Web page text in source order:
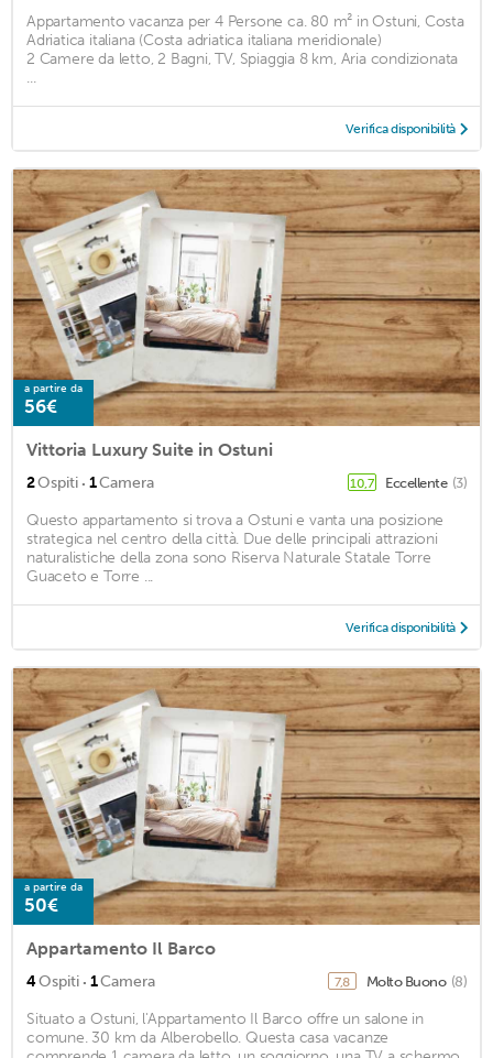
Appartamento vacanza per 4 Persone ca. 80 m² in Ostuni, Costa
Adriatica italiana (Costa adriatica italiana meridionale)
2 Camere da letto, 2 Bagni, TV, Spiaggia 8 km, Aria condizionata
...
Verifica disponibilità
a partire da
56€
Vittoria Luxury Suite in Ostuni
2Ospiti · 1Camera 10,7 Eccellente (3)
Questo appartamento si trova a Ostuni e vanta una posizione
strategica nel centro della città. Due delle principali attrazioni
naturalistiche della zona sono Riserva Naturale Statale Torre
Guaceto e Torre ...
Verifica disponibilità
a partire da
50€
Appartamento Il Barco
4Ospiti · 1Camera 7,8 Molto Buono (8)
Situato a Ostuni, l'Appartamento Il Barco offre un salone in
comune. 30 km da Alberobello. Questa casa vacanze